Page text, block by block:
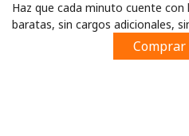
o
Haz que cada minuto cuente con
baratas, sin cargos adicionales,